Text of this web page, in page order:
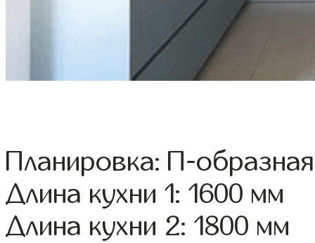
Планировка: П-образная
Длина кухни 1: 1600 мм
Длина кухни 2: 1800 мм